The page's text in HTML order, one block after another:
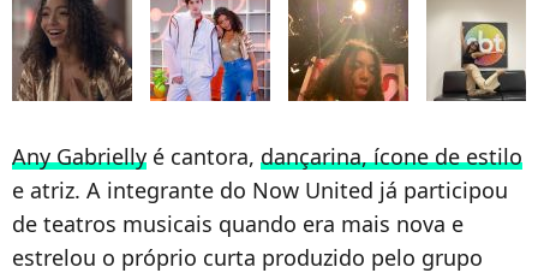
Any Gabrielly é cantora, dançarina, ícone de estilo
e atriz. A integrante do Now United já participou
de teatros musicais quando era mais nova e
estrelou o próprio curta produzido pelo grupo